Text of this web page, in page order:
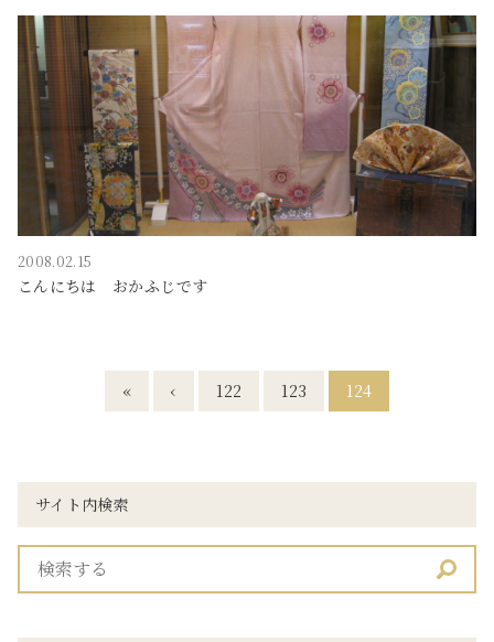
2008.02.15
こんにちは おかふじです
« ‹ 122 123 124
サイト内検索